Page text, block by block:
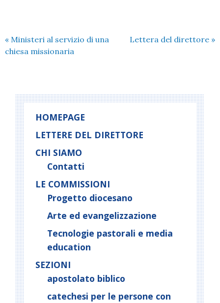
« Ministeri al servizio di una
chiesa missionaria
Lettera del direttore »
HOMEPAGE
LETTERE DEL DIRETTORE
CHI SIAMO
Contatti
LE COMMISSIONI
Progetto diocesano
Arte ed evangelizzazione
Tecnologie pastorali e media
education
SEZIONI
apostolato biblico
catechesi per le persone con